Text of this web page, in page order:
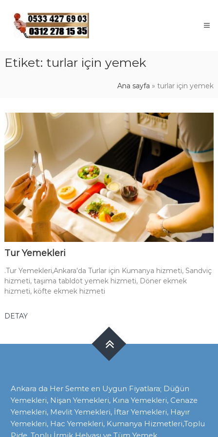
content
Etiket: turlar için yemek
Ana sayfa »turlar için yemek
Tur Yemekleri
.Tur Yemekleri,Ankara’da Turlar için Kumanya hizmeti, Sandviç
hizmeti, taşıma tabldot yemek hizmeti, Döner ekmek
hizmeti, köfte ekmek hizmeti
DETAY
Ankara da Her Semte en Uygun Fiyatlara; Düğün
Yemekleri, Nişan Yemekleri, Kına Yemekleri, Cenaze
Yemekleri, Mevlit Yemekleri, İftar Yemekleri, Hayır
Yemekleri, Hac Yemekleri, Kumanya Hizmetleri,Toplu